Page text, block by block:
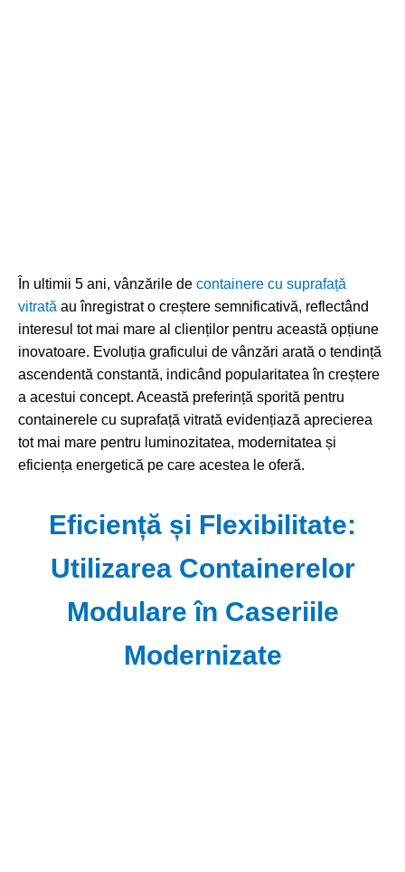
În ultimii 5 ani, vânzările de containere cu suprafață
vitrată au înregistrat o creștere semnificativă, reflectând
interesul tot mai mare al clienților pentru această opțiune
inovatoare. Evoluția graficului de vânzări arată o tendință
ascendentă constantă, indicând popularitatea în creștere
a acestui concept. Această preferință sporită pentru
containerele cu suprafață vitrată evidențiază aprecierea
tot mai mare pentru luminozitatea, modernitatea și
eficiența energetică pe care acestea le oferă.
Eficiență și Flexibilitate:
Utilizarea Containerelor
Modulare în Caseriile
Modernizate